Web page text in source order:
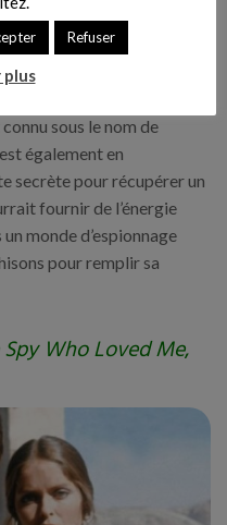
sous le nom de
également en
secrète pour récupérer un
fournir de l’énergie
monde d’espionnage
pour remplir sa
Spy Who Loved Me,
Refuser
plus